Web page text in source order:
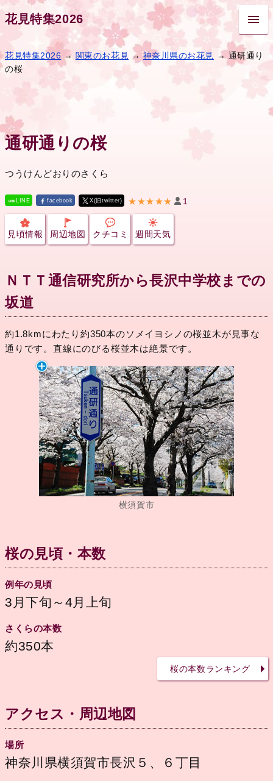
花見特集2026
花見特集2026 → 関東のお花見 →神奈川県のお花見 → 通研通り
の桜
通研通りの桜
つうけんどおりのさくら
LINE facebook X(旧twitter) ★★★★★ 1
見頃情報 周辺地図 クチコミ 週間天気
ＮＴＴ通信研究所から長沢中学校までの
坂道
約1.8kmにわたり約350本のソメイヨシノの桜並木が見事な
通りです。直線にのびる桜並木は絶景です。
横須賀市
桜の見頃・本数
例年の見頃
3月下旬～4月上旬
さくらの本数
約350本
桜の本数ランキング
アクセス・周辺地図
場所
神奈川県横須賀市長沢５、６丁目